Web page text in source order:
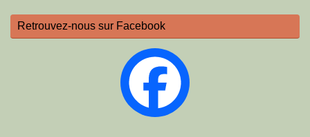
Retrouvez-nous sur Facebook